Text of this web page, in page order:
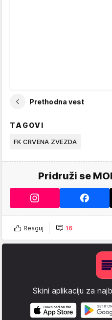
Prethodna vest
TAGOVI
FK CRVENA ZVEZDA
Pridruži se
Reaguj 16
Skini aplikaciju za